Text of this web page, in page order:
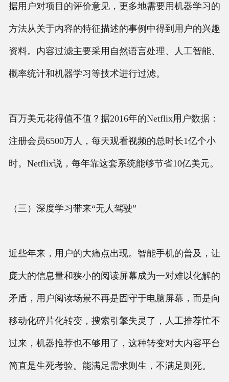
据用户对项目的评价意见，更多地需要用机器学习的
方法从关于内容的特征描述的事例中得到用户的兴趣
资料。内容过滤主要采用自然语言处理、人工智能、
概率统计和机器学习等技术进行过滤。
百万美元花得值不值？据2016年的Netflix用户数据：
注册会员6500万人，每天观看视频的总时长1亿个小
时。Netflix说，每年靠这套系统能够节省10亿美元。
（三）深度学习带来“无人驾驶”
近些年来，用户的大痛点出现。智能手机的普及，让
庞大的信息量和狭小的阅读屏幕成为一对难以化解的
矛盾，用户阅读场景不再是固守于电脑屏幕，而是向
移动化碎片化转变，搜索引擎失灵了，人工推荐忙不
过来，机器推荐也不够用了，这种转变对大内容平台
简直是生死考验。能满足需求则生，不满足则死。